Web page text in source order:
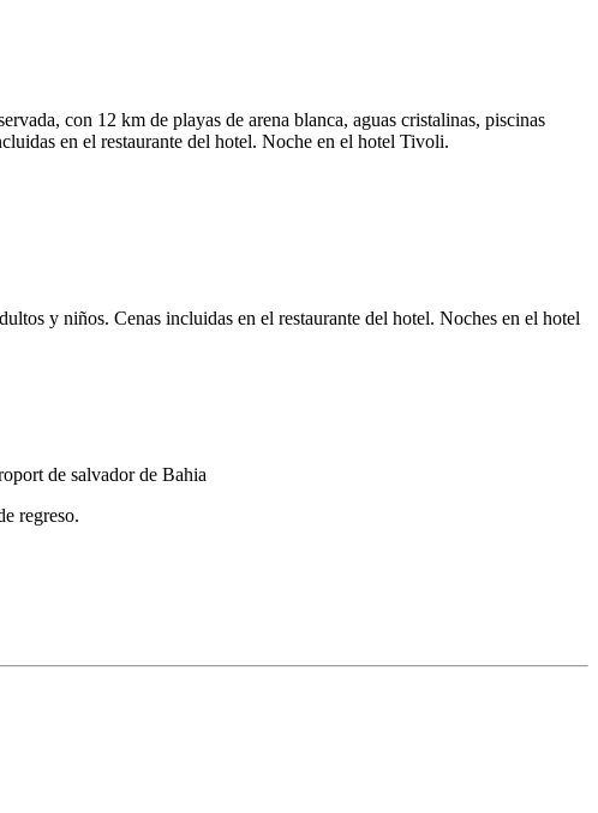
con 12 km de playas de arena blanca, aguas cristalinas, piscinas
en el restaurante del hotel. Noche en el hotel Tivoli.
y niños. Cenas incluidas en el restaurante del hotel. Noches en el hotel
regreso.